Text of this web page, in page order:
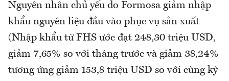
Nguyên nhân chủ yếu do Formosa giảm nhập
khẩu nguyên liệu đầu vào phục vụ sản xuất
(Nhập khẩu từ FHS ước đạt 248,30 triệu USD,
giảm 7,65% so với tháng trước và giảm 38,24%
tương ứng giảm 153,8 triệu USD so với cùng kỳ